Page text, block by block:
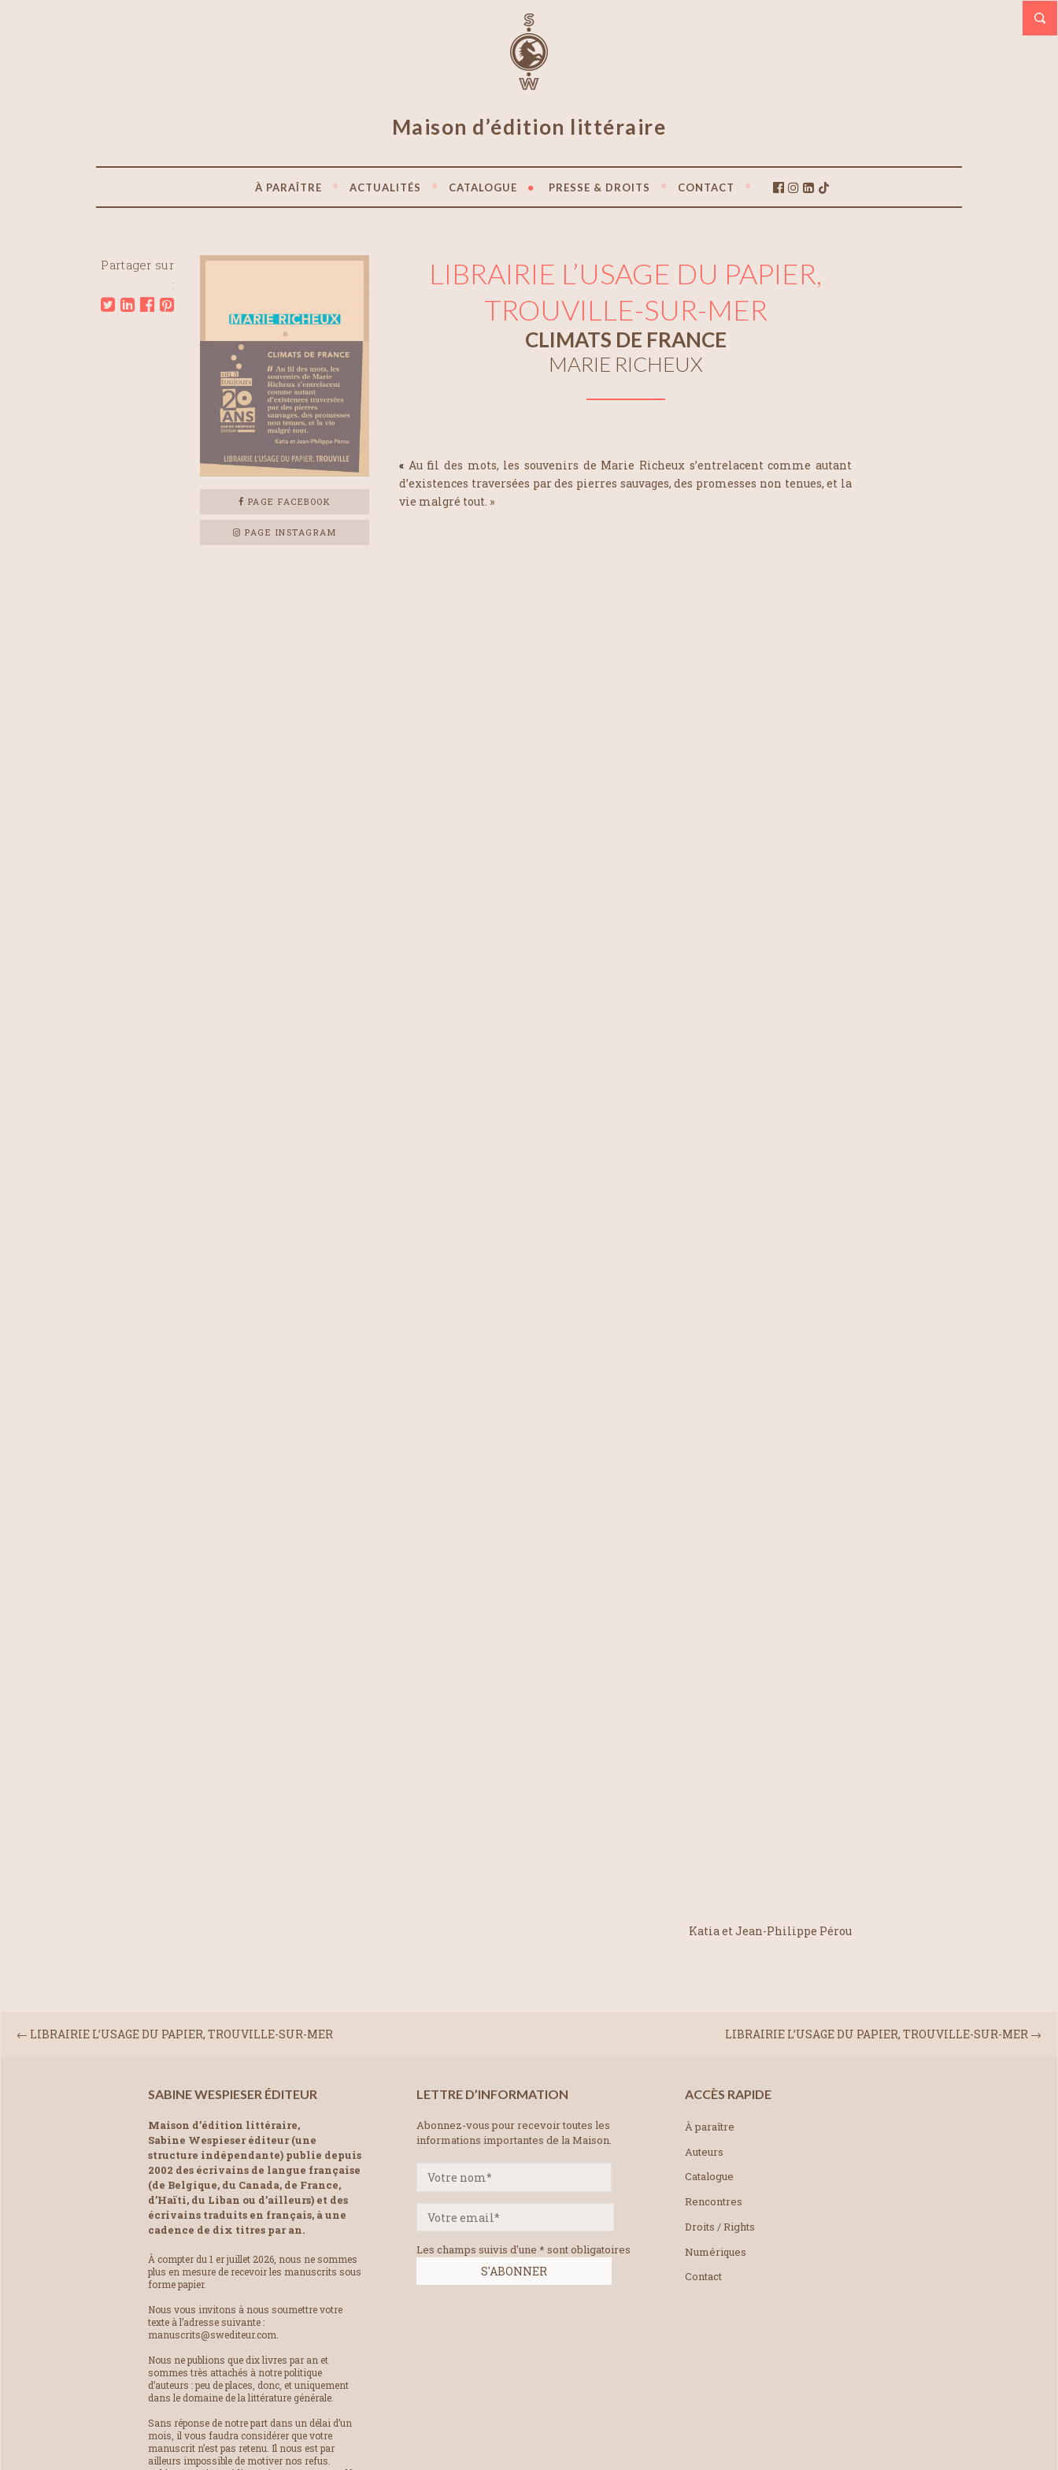
Maison d’édition littéraire
À PARAÎTRE ACTUALITÉS CATALOGUE PRESSE & DROITS CONTACT
Partager sur
:
PAGE FACEBOOK
PAGE INSTAGRAM
LIBRAIRIE L’USAGE DU PAPIER,
TROUVILLE-SUR-MER
CLIMATS DE FRANCE
MARIE RICHEUX
« Au fil des mots, les souvenirs de Marie Richeux s’entrelacent comme autant
d’existences traversées par des pierres sauvages, des promesses non tenues, et la
vie malgré tout. »
Katia et Jean-Philippe Pérou
LIBRAIRIE L’USAGE DU PAPIER, TROUVILLE-SUR-MER →
← LIBRAIRIE L’USAGE DU PAPIER, TROUVILLE-SUR-MER
SABINE WESPIESER ÉDITEUR
Maison d’édition littéraire,
Sabine Wespieser éditeur (une
structure indépendante) publie depuis
2002 des écrivains de langue française
(de Belgique, du Canada, de France,
d’Haïti, du Liban ou d’ailleurs) et des
écrivains traduits en français, à une
cadence de dix titres par an.
À compter du 1 er juillet 2026, nous ne sommes
plus en mesure de recevoir les manuscrits sous
forme papier.
Nous vous invitons à nous soumettre votre
texte à l’adresse suivante :
manuscrits@swediteur.com.
Nous ne publions que dix livres par an et
sommes très attachés à notre politique
d’auteurs : peu de places, donc, et uniquement
dans le domaine de la littérature générale.
Sans réponse de notre part dans un délai d’un
mois, il vous faudra considérer que votre
manuscrit n’est pas retenu. Il nous est par
ailleurs impossible de motiver nos refus.
LETTRE D’INFORMATION
Abonnez-vous pour recevoir toutes les
informations importantes de la Maison.
Les champs suivis d'une * sont obligatoires
ACCÈS RAPIDE
À paraître
Auteurs
Catalogue
Rencontres
Droits / Rights
Numériques
Contact